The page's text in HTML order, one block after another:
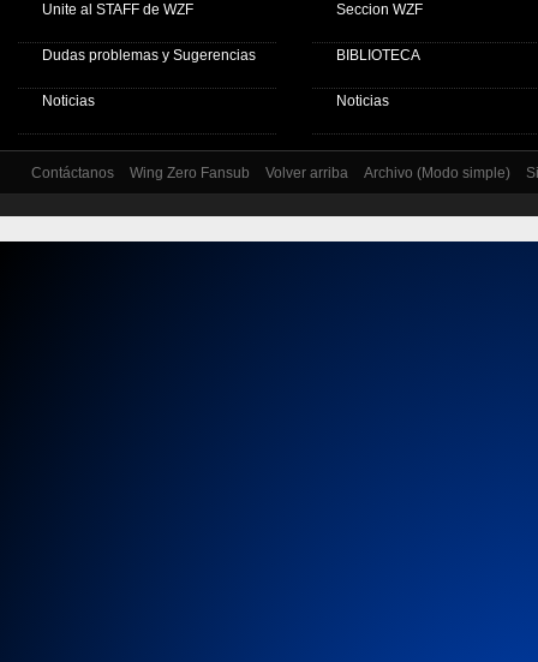
Unite al STAFF de WZF
Dudas problemas y Sugerencias
Noticias
Seccion WZF
BIBLIOTECA
Noticias
Contáctanos Wing Zero Fansub Volver arriba Archivo (Modo simple)